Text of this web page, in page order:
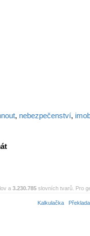
, nebezpečenství,
a 3.230.785 slovních tvarů. Pro
Kalkulačka